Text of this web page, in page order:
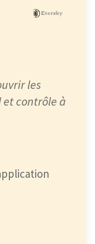
les
et contrôle à